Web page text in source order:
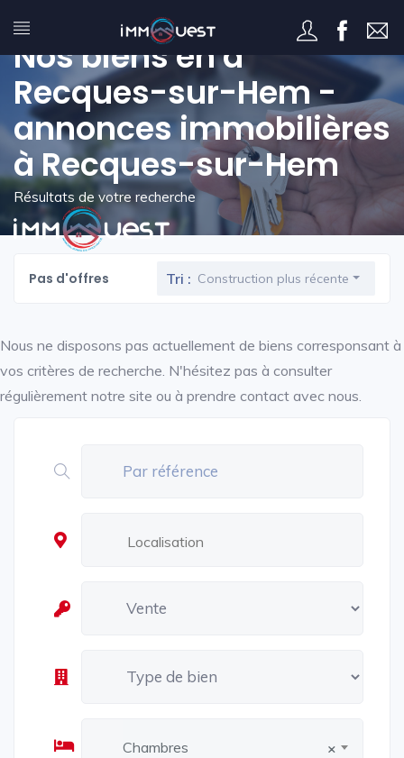
Nos biens en à
Recques-sur-Hem -
annonces immobilières
à Recques-sur-Hem
Résultats de votre recherche
×
Chambres
Pas d'offres Tri : Construction plus récente
Nous ne disposons pas actuellement de biens corresponsant à
vos critères de recherche. N'hésitez pas à consulter
régulièrement notre site ou à prendre contact avec nous.